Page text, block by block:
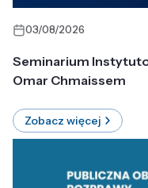
03/08/2026
Seminarium
Omar Chmaissem
Zobacz więcej